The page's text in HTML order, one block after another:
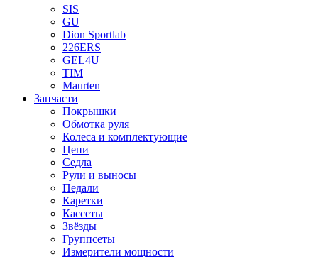
SIS
GU
Dion Sportlab
226ERS
GEL4U
TIM
Maurten
Запчасти
Покрышки
Обмотка руля
Колеса и комплектующие
Цепи
Седла
Рули и выносы
Педали
Каретки
Кассеты
Звёзды
Группсеты
Измерители мощности